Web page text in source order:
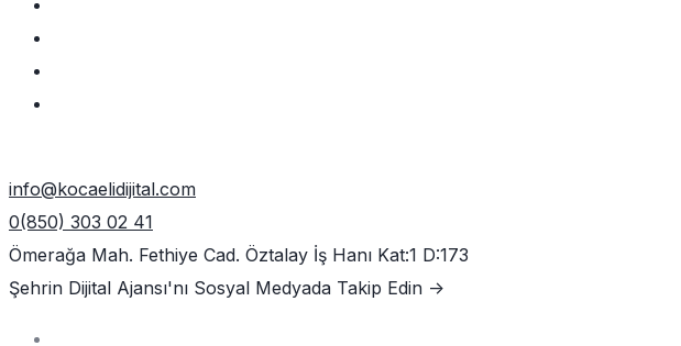
info@kocaelidijital.com
0(850) 303 02 41
Ömerağa Mah. Fethiye Cad. Öztalay İş Hanı Kat:1 D:173
Şehrin Dijital Ajansı'nı Sosyal Medyada Takip Edin ->